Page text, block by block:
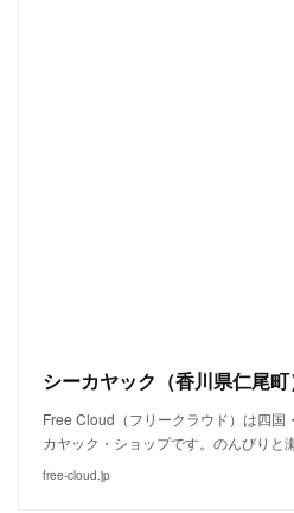
Free Cloud（フリークラウド）は四国
カヤック・ショップです。のんびりと
free-cloud.jp